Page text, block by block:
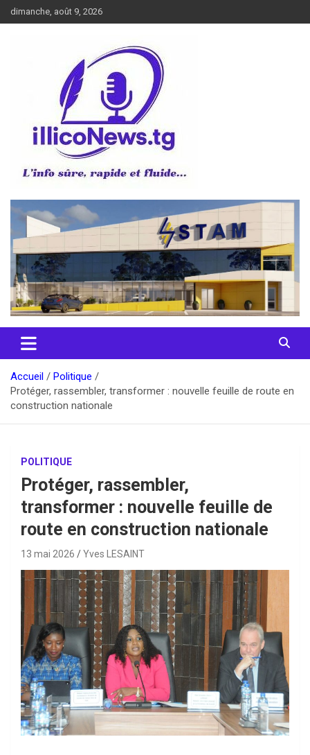
Aller
au
dimanche, août 9, 2026
illiconews
Accueil
Politique
Protéger, rassembler, transformer : nouvelle feuille de route en
construction nationale
POLITIQUE
Protéger, rassembler,
transformer : nouvelle feuille de
route en construction nationale
13 mai 2026 Yves LESAINT